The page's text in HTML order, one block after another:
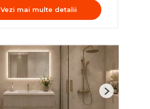
Vezi mai multe detalii
Next